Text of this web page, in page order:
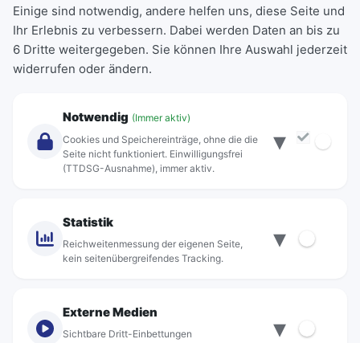
Deutschlandticket
Schülerkarte
Einzeltickets
Abonnements
Über Rebus
Standorte
Einige sind notwendig, andere helfen uns, diese Seite und
Ihr Erlebnis zu verbessern. Dabei werden Daten an bis zu
6 Dritte weitergegeben. Sie können Ihre Auswahl jederzeit
widerrufen oder ändern.
Notwendig (Immer aktiv)
Cookies und Speichereinträge, ohne die die
Seite nicht funktioniert. Einwilligungsfrei
(TTDSG-Ausnahme), immer aktiv.
▾
Statistik
Reichweitenmessung der eigenen Seite,
kein seitenübergreifendes Tracking.
▾
Externe Medien
Sichtbare Dritt-Einbettungen
▾